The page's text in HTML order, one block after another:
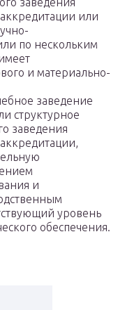
или
по нескольким
и материально-
заведение
структурное
заведения
и
уровень
обеспечения.